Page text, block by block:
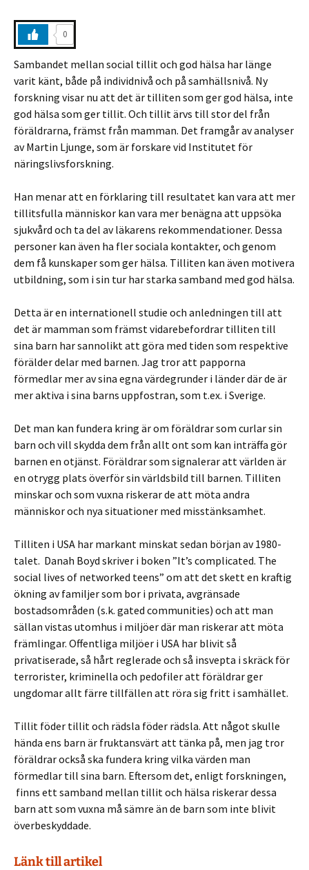
0
Sambandet mellan social tillit och god hälsa har länge
varit känt, både på individnivå och på samhällsnivå. Ny
forskning visar nu att det är tilliten som ger god hälsa, inte
god hälsa som ger tillit. Och tillit ärvs till stor del från
föräldrarna, främst från mamman. Det framgår av analyser
av Martin Ljunge, som är forskare vid Institutet för
näringslivsforskning.
Han menar att en förklaring till resultatet kan vara att mer
tillitsfulla människor kan vara mer benägna att uppsöka
sjukvård och ta del av läkarens rekommendationer. Dessa
personer kan även ha fler sociala kontakter, och genom
dem få kunskaper som ger hälsa. Tilliten kan även motivera
utbildning, som i sin tur har starka samband med god hälsa.
Detta är en internationell studie och anledningen till att
det är mamman som främst vidarebefordrar tilliten till
sina barn har sannolikt att göra med tiden som respektive
förälder delar med barnen. Jag tror att papporna
förmedlar mer av sina egna värdegrunder i länder där de är
mer aktiva i sina barns uppfostran, som t.ex. i Sverige.
Det man kan fundera kring är om föräldrar som curlar sin
barn och vill skydda dem från allt ont som kan inträffa gör
barnen en otjänst. Föräldrar som signalerar att världen är
en otrygg plats överför sin världsbild till barnen. Tilliten
minskar och som vuxna riskerar de att möta andra
människor och nya situationer med misstänksamhet.
Tilliten i USA har markant minskat sedan början av 1980-
talet. Danah Boyd skriver i boken ”It’s complicated. The
social lives of networked teens” om att det skett en kraftig
ökning av familjer som bor i privata, avgränsade
bostadsområden (s.k. gated communities) och att man
sällan vistas utomhus i miljöer där man riskerar att möta
främlingar. Offentliga miljöer i USA har blivit så
privatiserade, så hårt reglerade och så insvepta i skräck för
terrorister, kriminella och pedofiler att föräldrar ger
ungdomar allt färre tillfällen att röra sig fritt i samhället.
Tillit föder tillit och rädsla föder rädsla. Att något skulle
hända ens barn är fruktansvärt att tänka på, men jag tror
föräldrar också ska fundera kring vilka värden man
förmedlar till sina barn. Eftersom det, enligt forskningen,
finns ett samband mellan tillit och hälsa riskerar dessa
barn att som vuxna må sämre än de barn som inte blivit
överbeskyddade.
Länk till artikel